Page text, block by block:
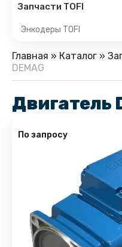
Запчасти TOFI
Энкодеры TOFI
Главная » Каталог »
DEMAG
Двигатель
По запросу